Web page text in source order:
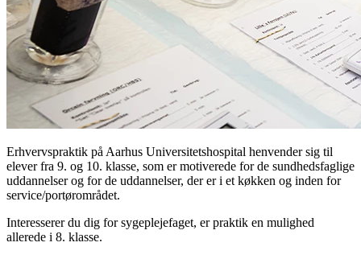
Erhvervspraktik på Aarhus Universitetshospital henvender sig til
elever fra 9. og 10. klasse, som er motiverede for de sundhedsfaglige
uddannelser og for de uddannelser, der er i et køkken og inden for
service/portørområdet.
Interesserer du dig for sygeplejefaget, er praktik en mulighed
allerede i 8. klasse.